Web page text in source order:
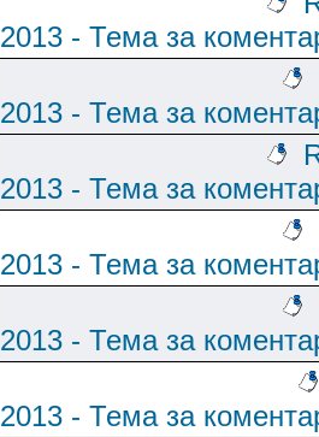
2013 - Тема за
2013 - Тема за
2013 - Тема за
2013 - Тема за
2013 - Тема за
2013 - Тема за